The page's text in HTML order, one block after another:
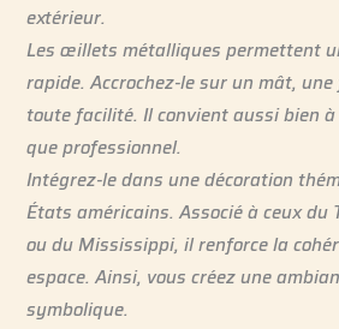
extérieur.
Les œillets métalliques permettent
rapide. Accrochez-le sur un mât,
toute facilité. Il convient aussi bien
que professionnel.
Intégrez-le dans une décoration
États américains. Associé à ceux du
ou du Mississippi, il renforce la
espace. Ainsi, vous créez une
symbolique.